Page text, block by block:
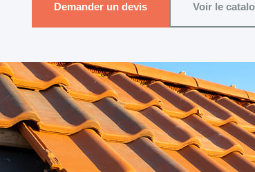
Demander un devis Voir le